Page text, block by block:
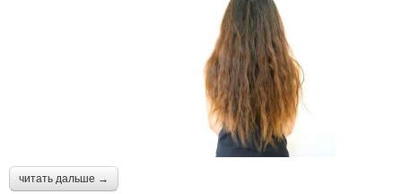
читать дальше →